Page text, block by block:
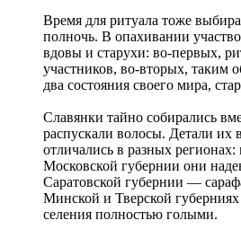
Время для ритуала тоже
полночь. В опахивании
вдовы и старухи: во-первых,
участников, во-вторых, таким
два состояния своего мира,
Славянки тайно собирались
распускали волосы. Детали их
отличались в разных регионах:
Московской губернии они
Саратовской губернии —
Минской и Тверской
селения полностью голыми.